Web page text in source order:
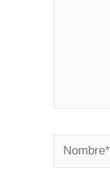
Nombre*